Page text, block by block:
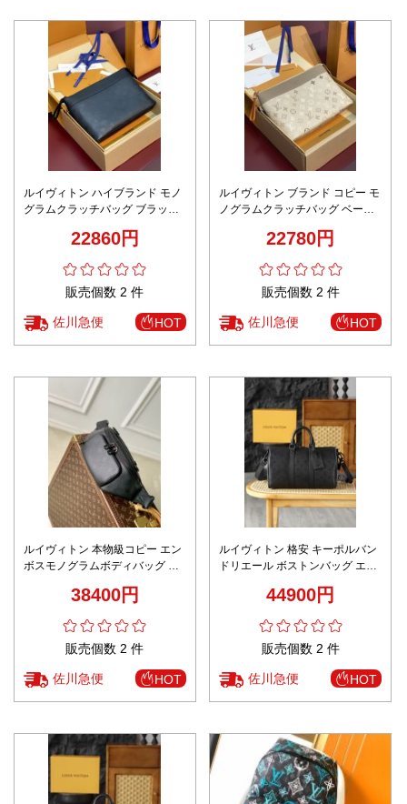
ルイヴィトン ハイブランド モノ
グラムクラッチバッグ ブラック
22860円
販売個数 2 件
佐川急便 HOT
ルイヴィトン ブランド コピー モ
ノグラムクラッチバッグ ベージ
22780円
販売個数 2 件
佐川急便 HOT
ルイヴィトン 本物級コピー エン
ボスモノグラムボディバッグ レ
38400円
販売個数 2 件
佐川急便 HOT
ルイヴィトン 格安 キーポルバン
ドリエール ボストンバッグ エン
44900円
販売個数 2 件
佐川急便 HOT